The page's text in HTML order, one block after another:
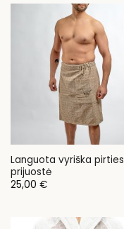
Languota vyriška pirties
prijuostė
25,00 €